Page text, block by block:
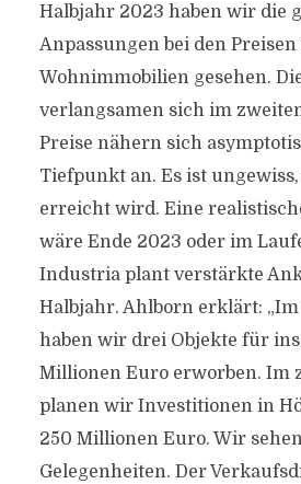
Halbjahr 2023 haben wir die
Anpassungen bei den
Wohnimmobilien gesehen.
verlangsamen sich im
Preise nähern sich
Tiefpunkt an. Es ist
erreicht wird. Eine
wäre Ende 2023 oder im
Industria plant verstärkte
Halbjahr. Ahlborn erklärt:
haben wir drei Objekte für
Millionen Euro erworben. Im
planen wir Investitionen in
250 Millionen Euro. Wir
Gelegenheiten. Der